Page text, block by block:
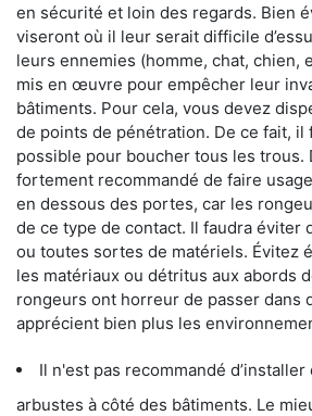
en sécurité et loin des regards. Bien
viseront où il leur serait difficile
leurs ennemies (homme, chat, chien,
mis en œuvre pour empêcher leur
bâtiments. Pour cela, vous devez
de points de pénétration. De ce fait, il
possible pour boucher tous les trous.
fortement recommandé de faire
en dessous des portes, car les
de ce type de contact. Il faudra éviter
ou toutes sortes de matériels. Évitez
les matériaux ou détritus aux abords
rongeurs ont horreur de passer dans
apprécient bien plus les
Il n'est pas recommandé
arbustes à côté des bâtiments. Le